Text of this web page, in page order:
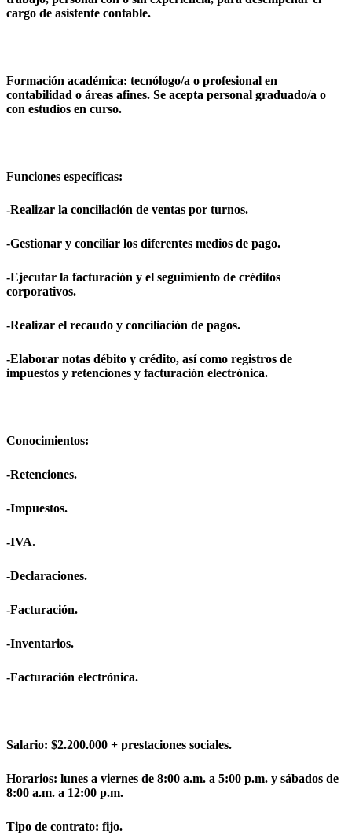
cargo de asistente contable.
Formación académica: tecnólogo/a o profesional en
contabilidad o áreas afines. Se acepta personal graduado/a o
con estudios en curso.
Funciones específicas:
-Realizar la conciliación de ventas por turnos.
-Gestionar y conciliar los diferentes medios de pago.
-Ejecutar la facturación y el seguimiento de créditos
corporativos.
-Realizar el recaudo y conciliación de pagos.
-Elaborar notas débito y crédito, así como registros de
impuestos y retenciones y facturación electrónica.
Conocimientos:
-Retenciones.
-Impuestos.
-IVA.
-Declaraciones.
-Facturación.
-Inventarios.
-Facturación electrónica.
Salario: $2.200.000 + prestaciones sociales.
Horarios: lunes a viernes de 8:00 a.m. a 5:00 p.m. y sábados de
8:00 a.m. a 12:00 p.m.
Tipo de contrato: fijo.